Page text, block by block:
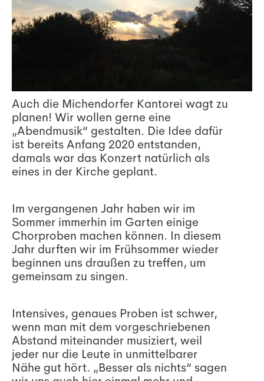
Auch die Michendorfer Kantorei wagt zu
planen! Wir wollen gerne eine
„Abendmusik“ gestalten. Die Idee dafür
ist bereits Anfang 2020 entstanden,
damals war das Konzert natürlich als
eines in der Kirche geplant.
Im vergangenen Jahr haben wir im
Sommer immerhin im Garten einige
Chorproben machen können. In diesem
Jahr durften wir im Frühsommer wieder
beginnen uns draußen zu treffen, um
gemeinsam zu singen.
Intensives, genaues Proben ist schwer,
wenn man mit dem vorgeschriebenen
Abstand miteinander musiziert, weil
jeder nur die Leute in unmittelbarer
Nähe gut hört. „Besser als nichts“ sagen